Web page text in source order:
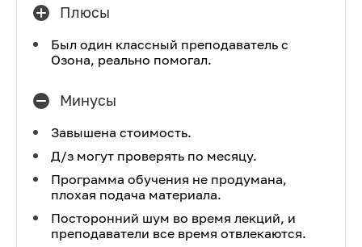
Плюсы
Был один классный преподаватель с
Озона, реально помогал.
Минусы
Завышена стоимость.
Д/з могут проверять по месяцу.
Программа обучения не продумана,
плохая подача материала.
Посторонний шум во время лекций, и
преподаватели все время отвлекаются.